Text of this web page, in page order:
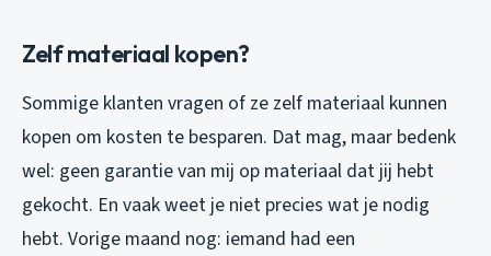
Zelf materiaal kopen?
Sommige klanten vragen of ze zelf materiaal kunnen
kopen om kosten te besparen. Dat mag, maar bedenk
wel: geen garantie van mij op materiaal dat jij hebt
gekocht. En vaak weet je niet precies wat je nodig
hebt. Vorige maand nog: iemand had een